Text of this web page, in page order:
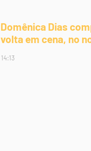
Domênica Dias
volta em cena, no
14:13